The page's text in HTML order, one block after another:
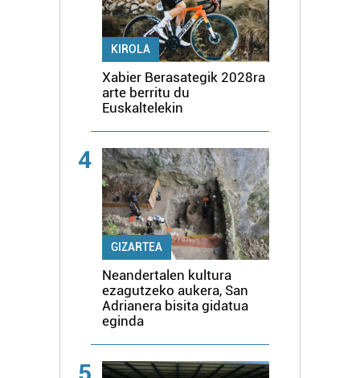
KIROLA
Xabier Berasategik 2028ra
arte berritu du
Euskaltelekin
4
GIZARTEA
Neandertalen kultura
ezagutzeko aukera, San
Adrianera bisita gidatua
eginda